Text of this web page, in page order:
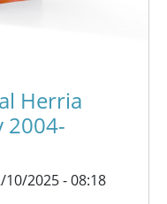
Herria
2004-
10/2025 - 08:18